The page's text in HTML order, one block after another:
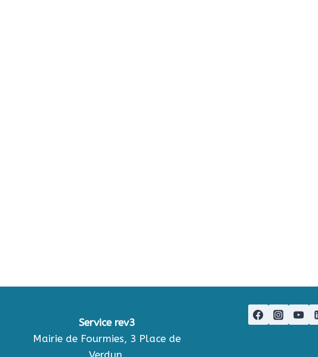
Service rev3
Mairie de Fourmies, 3 Place de
Verdun,